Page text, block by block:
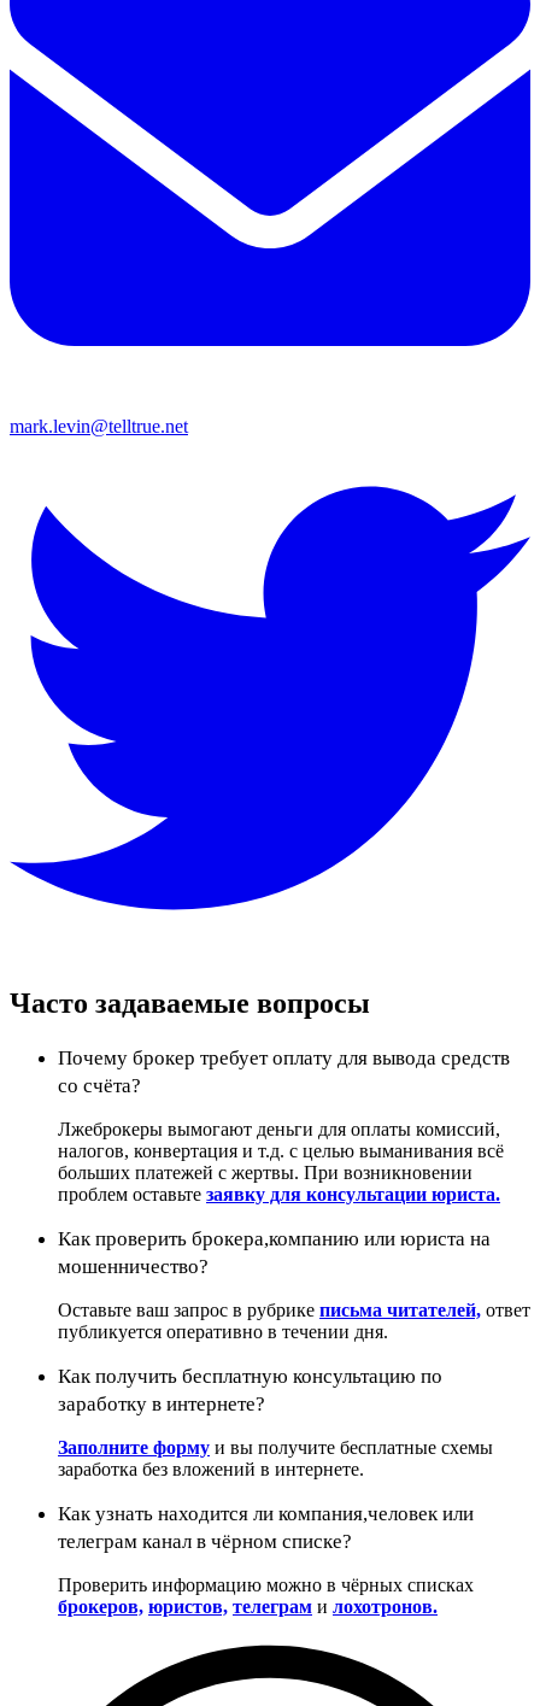
mark.levin@telltrue.net
Часто задаваемые вопросы
Почему брокер требует оплату для вывода средств
со счёта?
Лжеброкеры вымогают деньги для оплаты комиссий,
налогов, конвертация и т.д. с целью выманивания всё
больших платежей с жертвы. При возникновении
проблем оставьте заявку для консультации юриста.
Как проверить брокера,компанию или юриста на
мошенничество?
Оставьте ваш запрос в рубрике письма читателей, ответ
публикуется оперативно в течении дня.
Как получить бесплатную консультацию по
заработку в интернете?
Заполните форму и вы получите бесплатные схемы
заработка без вложений в интернете.
Как узнать находится ли компания,человек или
телеграм канал в чёрном списке?
Проверить информацию можно в чёрных списках
брокеров, юристов, телеграм и лохотронов.